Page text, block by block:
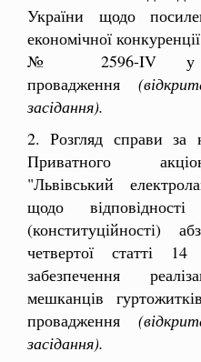
України щодо
економічної
№ 2596-IV у
провадження
засідання).
2. Розгляд справи за
Приватного
"Львівський
щодо
(конституційності)
четвертої статті
забезпечення
мешканців
провадження
засідання).